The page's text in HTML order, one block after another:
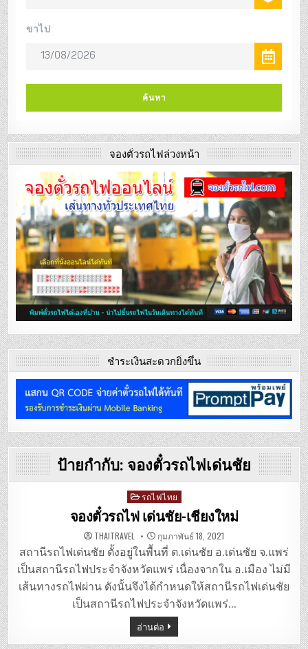
จองตั๋วรถไฟล่วงหน้า
ชำระเงินสะดวกยิ่งขึ้น
ป้ายกำกับ: จองตั๋วรถไฟเด่นชัย
Posted
in
รถไฟไทย
จองตั๋วรถไฟ เด่นชัย-เชียงใหม่
THAITRAVEL กุมภาพันธ์ 18, 2021
สถานีรถไฟเด่นชัย ตั้งอยู่ในพื้นที่ ต.เด่นชัย อ.เด่นชัย จ.แพร่
เป็นสถานีรถไฟประจำจังหวัดแพร่ เนื่องจากใน อ.เมือง ไม่มี
เส้นทางรถไฟผ่าน ดังนั้นจึงได้กำหนดให้สถานีรถไฟเด่นชัย
เป็นสถานีรถไฟประจำจังหวัดแพร่…
อ่านต่อ